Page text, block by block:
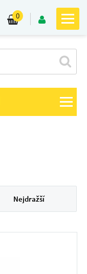
0
Nejdražší